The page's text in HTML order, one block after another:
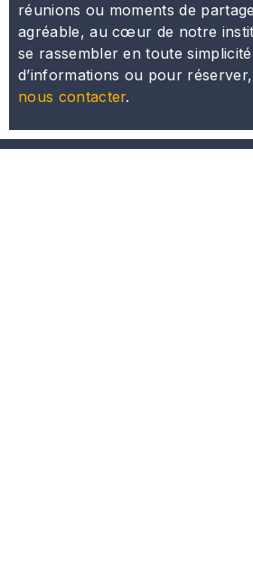
réunions ou moments de
agréable, au cœur de notre
se rassembler en toute
d’informations ou pour réserver,
nous contacter.